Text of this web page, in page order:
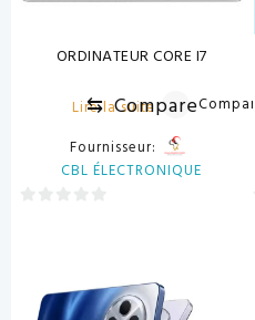
ORDINATEUR CORE I7
Lire la suite
⇆ CompareCompare
Fournisseur:
CBL ÉLECTRONIQUE